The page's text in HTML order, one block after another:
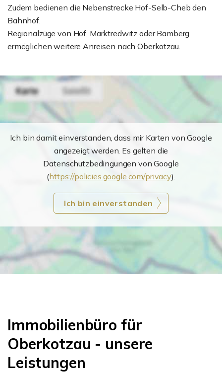
Zudem bedienen die Nebenstrecke Hof-Selb-Cheb den
Bahnhof.
Regionalzüge von Hof, Marktredwitz oder Bamberg
ermöglichen weitere Anreisen nach Oberkotzau.
Ich bin damit einverstanden, dass mir Karten von Google
angezeigt werden. Es gelten die
Datenschutzbedingungen von Google
(https://policies.google.com/privacy).
Ich bin einverstanden
Immobilienbüro für
Oberkotzau - unsere
Leistungen